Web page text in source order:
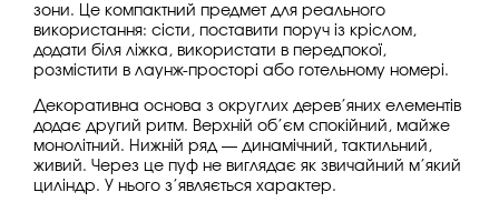
зони. Це компактний предмет для реального
використання: сісти, поставити поруч із кріслом,
додати біля ліжка, використати в передпокої,
розмістити в лаунж-просторі або готельному номері.
Декоративна основа з округлих дерев’яних елементів
додає другий ритм. Верхній об’єм спокійний, майже
монолітний. Нижній ряд — динамічний, тактильний,
живий. Через це пуф не виглядає як звичайний м’який
циліндр. У нього з’являється характер.